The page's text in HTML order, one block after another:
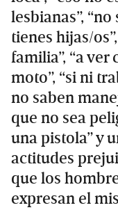
lesbianas”,
tienes hijas/
familia”, “a
moto”, “si ni
no saben
que no sea
una pistola” y
actitudes
que los
expresan el